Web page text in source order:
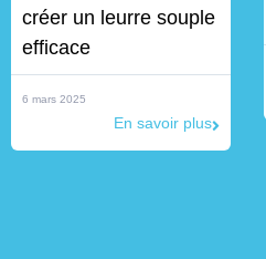
créer un leurre souple
efficace
6 mars 2025
En savoir plus